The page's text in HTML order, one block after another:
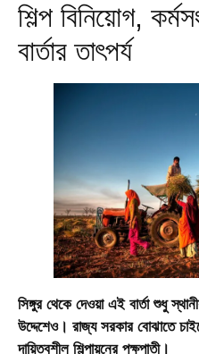
শিল্প বিনিয়োগ,
বার্তার তাৎপর্য
সিঙ্গুর থেকে দেওয়া এই বার্তা শুধু
উদ্দেশেও। রাজ্য সরকার বোঝাতে
দায়িত্বশীল শিল্পায়নের পক্ষপাতী।